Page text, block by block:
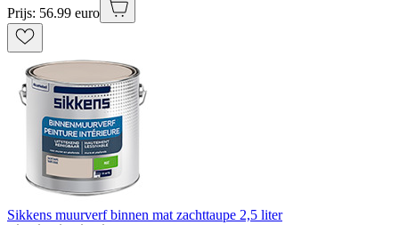
Prijs: 56.99 euro
Sikkens muurverf binnen mat zachttaupe 2,5 liter